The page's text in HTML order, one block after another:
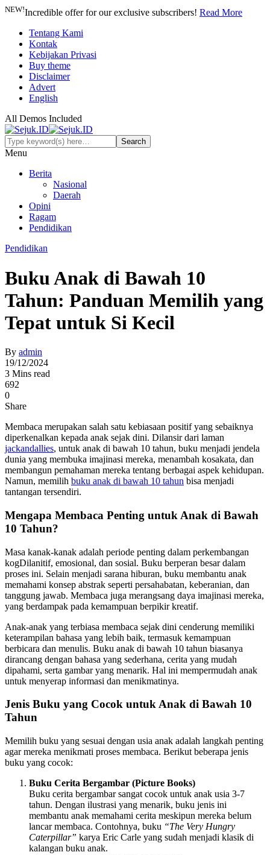
NEW!Incredible offer for our exclusive subscribers! Read More
Tentang Kami
Kontak
Kebijakan Privasi
Buy theme
Disclaimer
Advert
English
All Demos Included
Menu
Berita
Nasional
Daerah
Opini
Ragam
Pendidikan
Pendidikan
Buku Anak di Bawah 10
Tahun: Panduan Memilih yang
Tepat untuk Si Kecil
By admin
19/12/2024
3 Mins read
692
0
Share
Membaca merupakan salah satu kebiasaan positif yang sebaiknya
diperkenalkan kepada anak sejak dini. Dilansir dari laman
jackandallies, untuk anak di bawah 10 tahun, buku menjadi jendela
dunia yang membuka imajinasi mereka, menambah kosakata, dan
membangun pemahaman mereka tentang berbagai aspek kehidupan.
Namun, memilih buku anak di bawah 10 tahun bisa menjadi
tantangan tersendiri.
Mengapa Membaca Penting untuk Anak di Bawah
10 Tahun?
Masa kanak-kanak adalah periode penting dalam perkembangan
kogDilanitif, emosional, dan sosial. Buku berperan besar dalam
proses ini. Selain menjadi sarana hiburan, buku membantu anak
memahami konsep abstrak seperti persahabatan, keberanian, dan
tanggung jawab. Membaca juga merangsang daya imajinasi mereka,
yang berdampak pada kemampuan berpikir kreatif.
Anak-anak yang terbiasa membaca sejak dini cenderung memiliki
keterampilan bahasa yang lebih baik, termasuk kemampuan
berbicara dan menulis. Buku anak di bawah 10 tahun biasanya
dirancang dengan bahasa yang sederhana, cerita yang mudah
dipahami, serta gambar yang menarik. Hal ini mempermudah anak
untuk menyerap informasi dan menikmatinya.
Jenis Buku yang Cocok untuk Anak di Bawah 10
Tahun
Memilih buku yang sesuai dengan usia anak adalah langkah penting
agar mereka menikmati proses membaca. Berikut beberapa jenis
buku yang cocok:
Buku Cerita Bergambar (Picture Books)
Buku cerita bergambar sangat cocok untuk anak usia 3-7
tahun. Dengan ilustrasi yang menarik, buku jenis ini
membantu anak memahami cerita meskipun mereka belum
lancar membaca. Contohnya, buku “The Very Hungry
Caterpillar” karya Eric Carle yang sudah menjadi klasik di
kalangan buku anak.